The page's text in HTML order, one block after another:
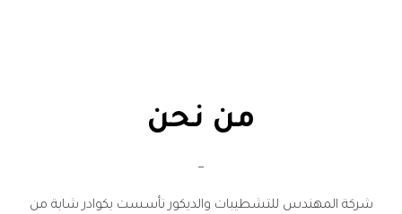
من نحن
_
شركة المهندس للتشطيبات والديكور تأسست بكوادر شابة من